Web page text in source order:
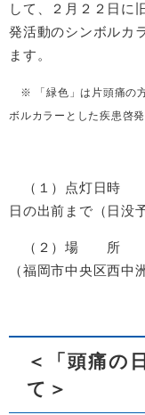
して、２月２２日に
発活動のシンボルカ
ます。
※ 「緑色」は片頭痛の
ボルカラーとした疾患啓
（１）点灯日時
日の出前まで（日没
（２）場 所 天
（福岡市中央区西中
＜「頭痛の
て＞